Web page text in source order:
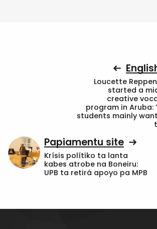
Loucette
started a
creative
program in Aruba:
students mainly
Papiamentu site
Krísis polítiko ta lanta
kabes atrobe na Boneiru:
UPB ta retirá apoyo pa MPB